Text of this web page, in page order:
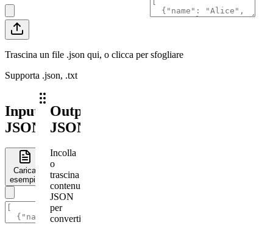
Trascina un file .json qui, o clicca per sfogliare
Supporta .json, .txt
Input
JSON
Carica
esempio
Output
JSONL
Incolla
o
trascina
contenuto
JSON
per
convertire